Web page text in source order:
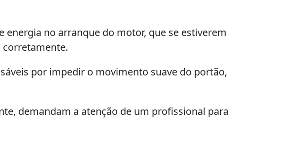
no arranque do motor, que se estiverem
corretamente.
por impedir o movimento suave do portão,
demandam a atenção de um profissional para